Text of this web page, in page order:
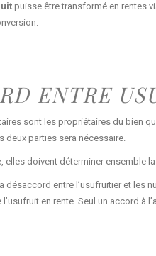
puisse être transformé en rentes
ENTRE
sont les propriétaires du bien
deux parties sera nécessaire.
elles doivent déterminer ensemble
a désaccord entre l’usufruitier et
l’usufruit en rente. Seul un accord